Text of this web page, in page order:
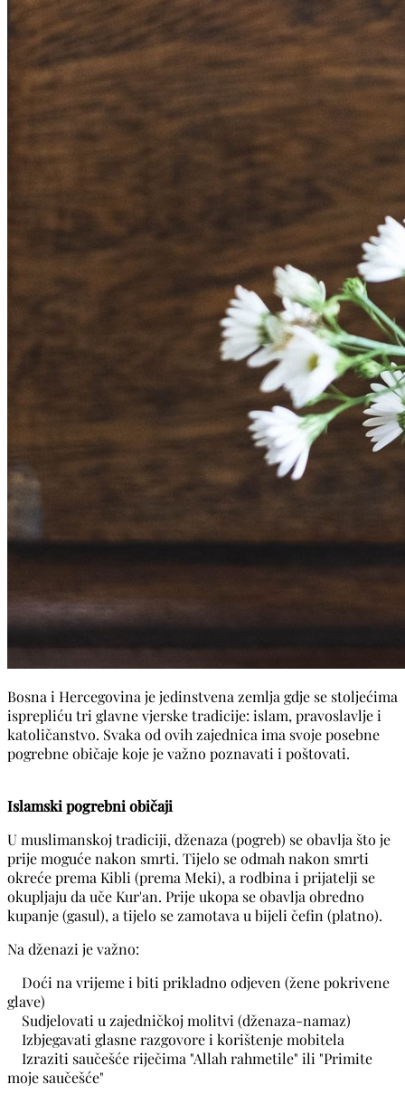
Bosna i Hercegovina je jedinstvena zemlja gdje se stoljećima
isprepliću tri glavne vjerske tradicije: islam, pravoslavlje i
katoličanstvo. Svaka od ovih zajednica ima svoje posebne
pogrebne običaje koje je važno poznavati i poštovati.
Islamski pogrebni običaji
U muslimanskoj tradiciji, dženaza (pogreb) se obavlja što je
prije moguće nakon smrti. Tijelo se odmah nakon smrti
okreće prema Kibli (prema Meki), a rodbina i prijatelji se
okupljaju da uče Kur'an. Prije ukopa se obavlja obredno
kupanje (gasul), a tijelo se zamotava u bijeli čefin (platno).
Na dženazi je važno:
Doći na vrijeme i biti prikladno odjeven (žene pokrivene
glave)
Sudjelovati u zajedničkoj molitvi (dženaza-namaz)
Izbjegavati glasne razgovore i korištenje mobitela
Izraziti saučešće riječima "Allah rahmetile" ili "Primite
moje saučešće"